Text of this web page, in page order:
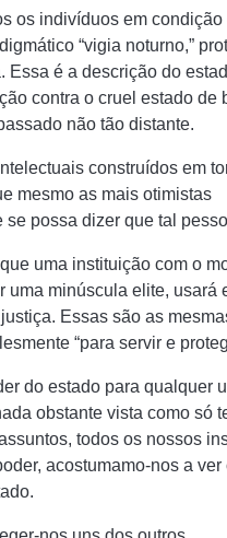
os indivíduos em condição
“vigia noturno,”
Essa é a descrição do
contra o cruel estado de
não tão distante.
construídos em
mesmo as mais otimistas
possa dizer que tal
uma instituição com o
uma minúscula elite, usará
Essas são as
“para servir e
do estado para qualquer
obstante vista como só
todos os nossos
acostumamo-nos a ver